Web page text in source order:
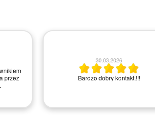
przez
30.03.2026
Bardzo dobry kontakt.!!!